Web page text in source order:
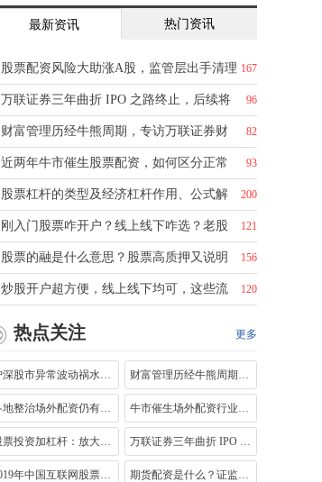
最新资讯 热门资讯
167
股票配资风险大助涨A股，监管层出手清理
96
万联证券三年曲折 IPO 之路终止，后续将
82
财富管理历经牛熊周期，专访万联证券财
93
近两年牛市催生股票配资，如何区分正常
200
股票杠杆的类型及经济杠杆作用、公式解
121
刚入门股票咋开户？线上线下咋选？老股
156
股票的融是什么意思？股票高质押又说明
120
炒股开户超方便，线上线下均可，这些流
更多
热点关注
沪深股市异常波动祸水场外配资变换形式 财富管理历经牛熊周期，专访万联证券财
各地整治场外配资仍有不少平台活跃，灌 牛市催生场外配资行业迅猛发展，互联网
股票投资加杠杆：放大收益与风险的双刃 万联证券三年曲折 IPO 之路终止，后续将
2019年中国互联网股票配资平台评级排名， 期货配资是什么？证监会为何禁止？你了